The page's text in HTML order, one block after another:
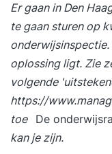
Mediacoaching
bieden wij de
ook na de
gebruik te
geleerde in de
Afhankelijk van
van de training
zodat het
Er gaan in Den
te gaan sturen op
oplossing ligt. Zie
volgende
https://
toe De
kan je zijn.